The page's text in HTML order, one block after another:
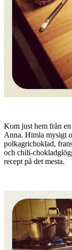
Kom just hem från
Anna. Himla mysigt
polkagrichoklad,
och chili-
recept på det mesta.